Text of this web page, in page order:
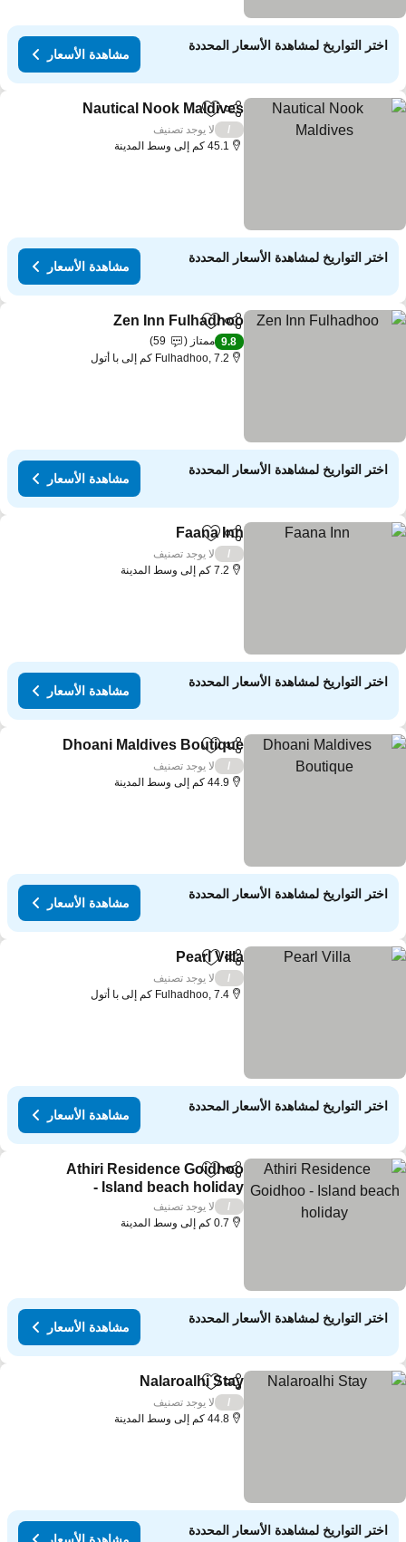
اختر التواريخ لمشاهدة الأسعار المحددة
مشاهدة الأسعار
مشاركةAdd to favorites
Nautical Nook Maldives
لا يوجد تصنيف
45.1 كم إلى وسط المدينة
اختر التواريخ لمشاهدة الأسعار المحددة
مشاهدة الأسعار
مشاركةAdd to favorites
Zen Inn Fulhadhoo
9.8 ممتاز
59
Fulhadhoo, 7.2 كم إلى با أتول
اختر التواريخ لمشاهدة الأسعار المحددة
مشاهدة الأسعار
مشاركةAdd to favorites
Faana Inn
لا يوجد تصنيف
7.2 كم إلى وسط المدينة
اختر التواريخ لمشاهدة الأسعار المحددة
مشاهدة الأسعار
مشاركةAdd to favorites
Dhoani Maldives Boutique
لا يوجد تصنيف
44.9 كم إلى وسط المدينة
اختر التواريخ لمشاهدة الأسعار المحددة
مشاهدة الأسعار
مشاركةAdd to favorites
Pearl Villa
لا يوجد تصنيف
Fulhadhoo, 7.4 كم إلى با أتول
اختر التواريخ لمشاهدة الأسعار المحددة
مشاهدة الأسعار
مشاركةAdd to favorites
Athiri Residence Goidhoo
- Island beach holiday
مشاهدة الأسعار
لا يوجد تصنيف
0.7 كم إلى وسط المدينة
اختر التواريخ لمشاهدة الأسعار المحددة
مشاهدة الأسعار
مشاركةAdd to favorites
Nalaroalhi Stay
لا يوجد تصنيف
44.8 كم إلى وسط المدينة
اختر التواريخ لمشاهدة الأسعار المحددة
مشاهدة الأسعار